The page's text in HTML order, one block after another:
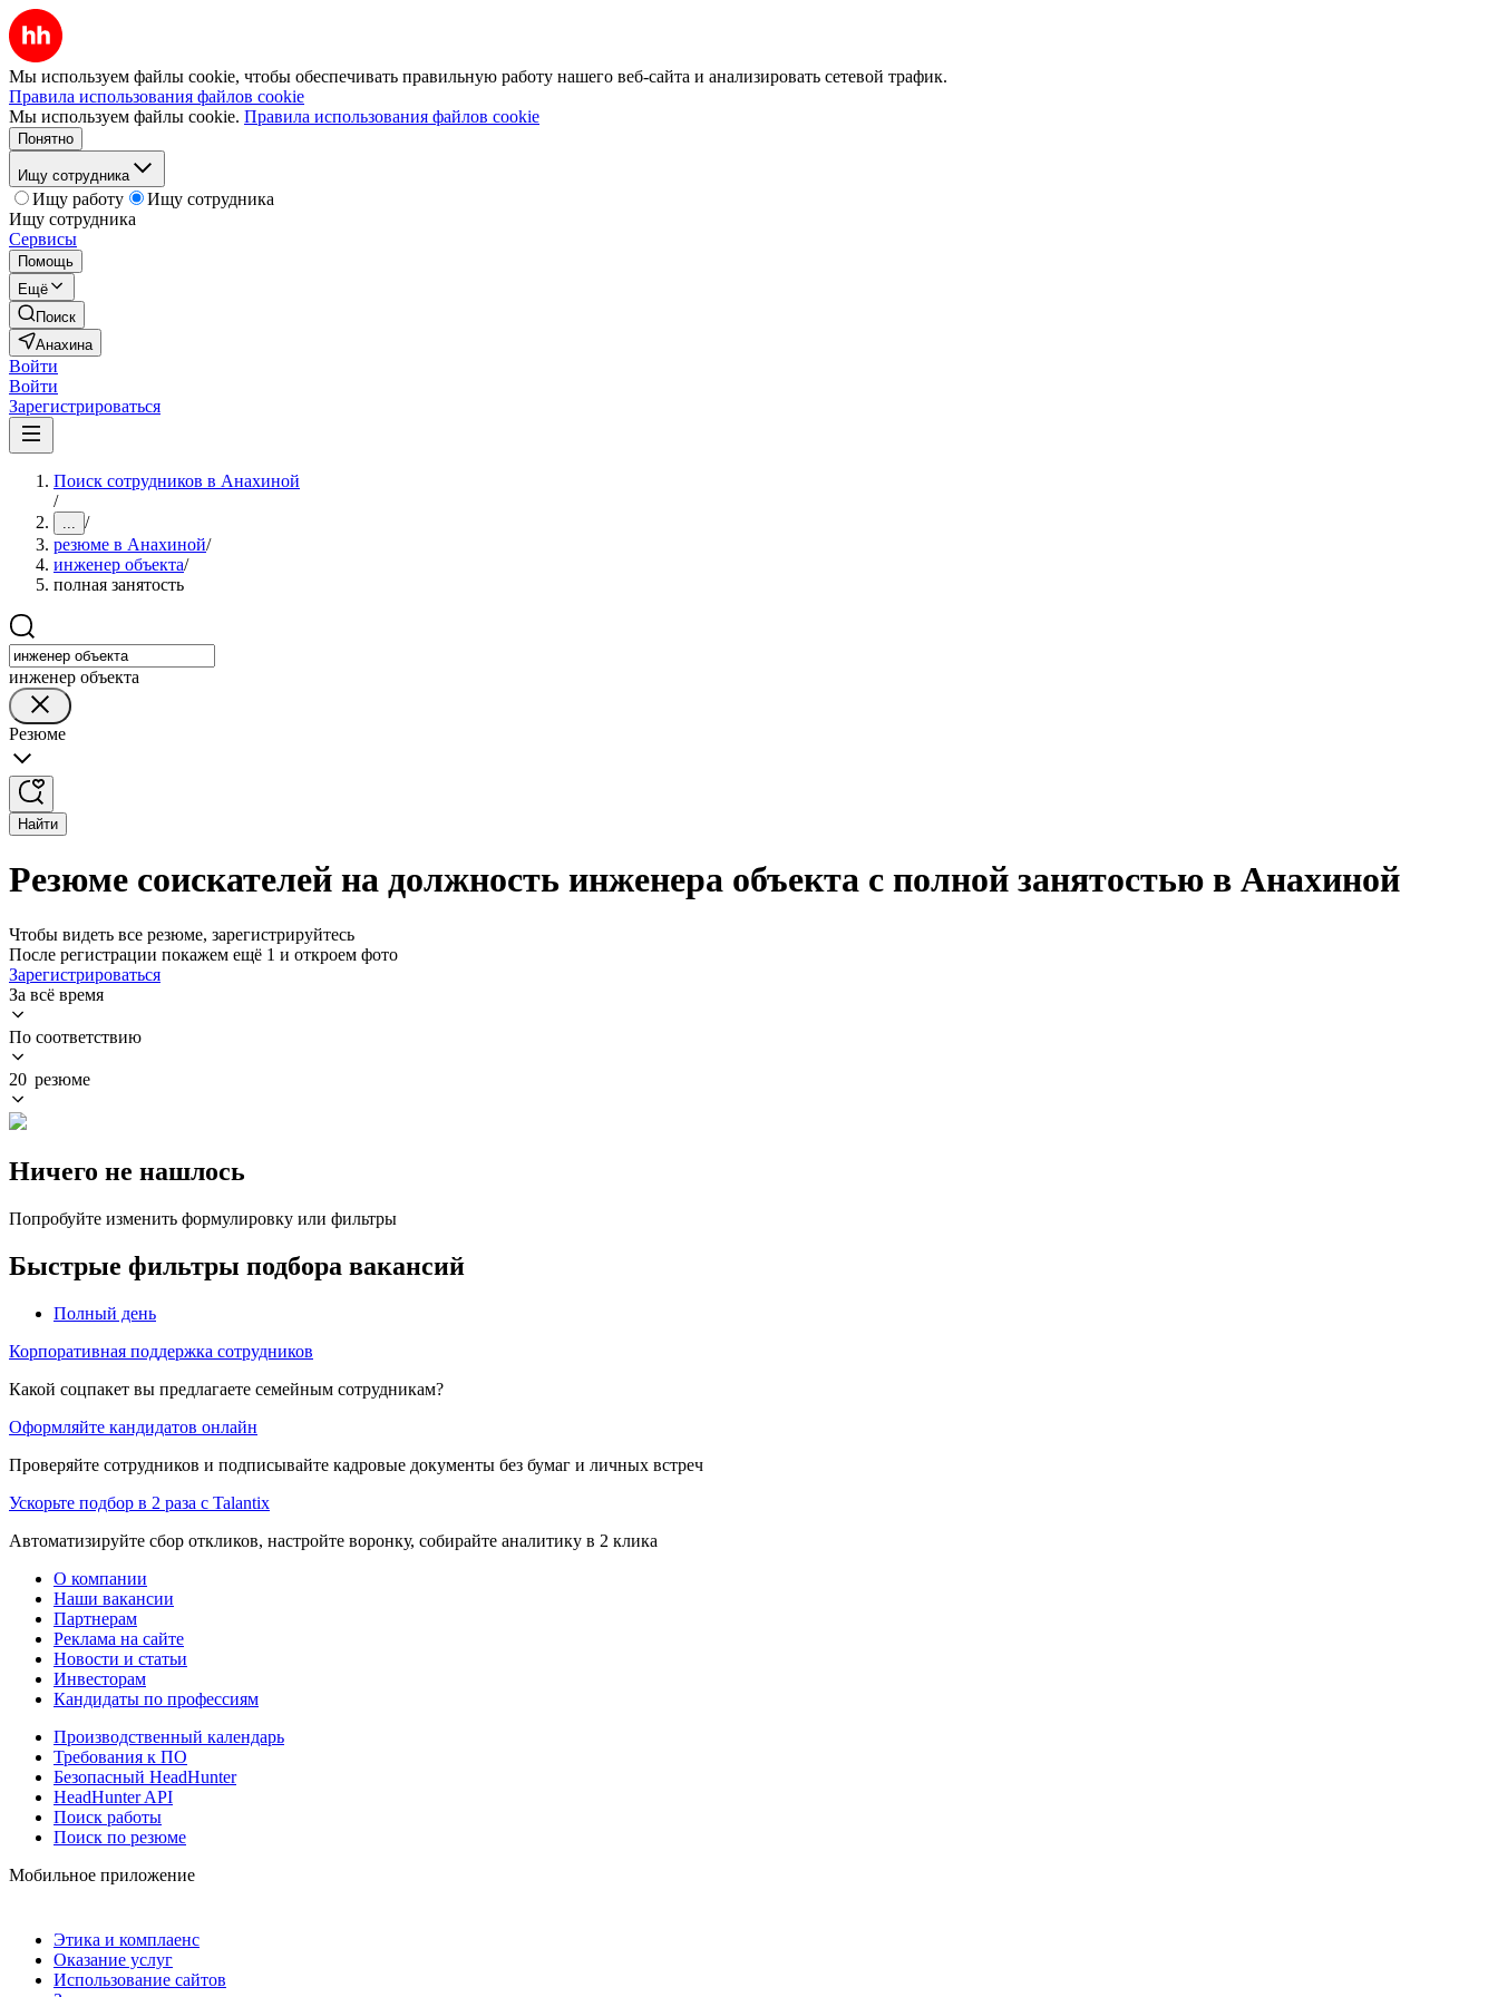
Мы используем файлы cookie, чтобы обеспечивать правильную работу нашего веб-сайта и анализировать сетевой трафик.
Правила использования файлов cookie
Мы используем файлы cookie. Правила использования файлов cookie
Понятно
Ищу сотрудника
Ищу работу
Ищу сотрудника
Ищу сотрудника
Сервисы
Помощь
Ещё
Поиск
Анахина
Войти
Войти
Зарегистрироваться
Поиск сотрудников в Анахиной
/
... /
резюме в Анахиной/
инженер объекта/
полная занятость
инженер объекта
Резюме
Найти
Резюме соискателей на должность инженера объекта с полной занятостью в Анахиной
Чтобы видеть все резюме, зарегистрируйтесь
После регистрации покажем ещё 1 и откроем фото
Зарегистрироваться
За всё время
По соответствию
20 резюме
Ничего не нашлось
Попробуйте изменить формулировку или фильтры
Быстрые фильтры подбора вакансий
Полный день
Корпоративная поддержка сотрудников
Какой соцпакет вы предлагаете семейным сотрудникам?
Оформляйте кандидатов онлайн
Проверяйте сотрудников и подписывайте кадровые документы без бумаг и личных встреч
Ускорьте подбор в 2 раза с Talantix
Автоматизируйте сбор откликов, настройте воронку, собирайте аналитику в 2 клика
О компании
Наши вакансии
Партнерам
Реклама на сайте
Новости и статьи
Инвесторам
Кандидаты по профессиям
Производственный календарь
Требования к ПО
Безопасный HeadHunter
HeadHunter API
Поиск работы
Поиск по резюме
Мобильное приложение
Этика и комплаенс
Оказание услуг
Использование сайтов